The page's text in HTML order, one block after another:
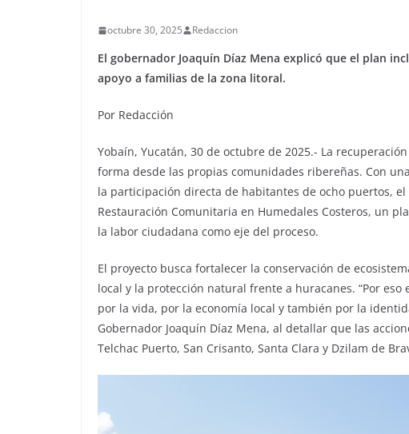
octubre 30, 2025 Redaccion
El gobernador Joaquín Díaz Mena explicó que el plan
apoyo a familias de la zona litoral.
Por Redacción
Yobaín, Yucatán, 30 de octubre de 2025.- La
forma desde las propias comunidades ribereñas. Con
la participación directa de habitantes de ocho puertos,
Restauración Comunitaria en Humedales Costeros, un
la labor ciudadana como eje del proceso.
El proyecto busca fortalecer la conservación de
local y la protección natural frente a huracanes. “Por
por la vida, por la economía local y también por la
Gobernador Joaquín Díaz Mena, al detallar que las
Telchac Puerto, San Crisanto, Santa Clara y Dzilam de